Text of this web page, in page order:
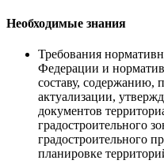
Необходимые знания
Требования
Федерации и
составу, содержанию,
актуализации,
документов
градостроительного
градостроительного
планировке